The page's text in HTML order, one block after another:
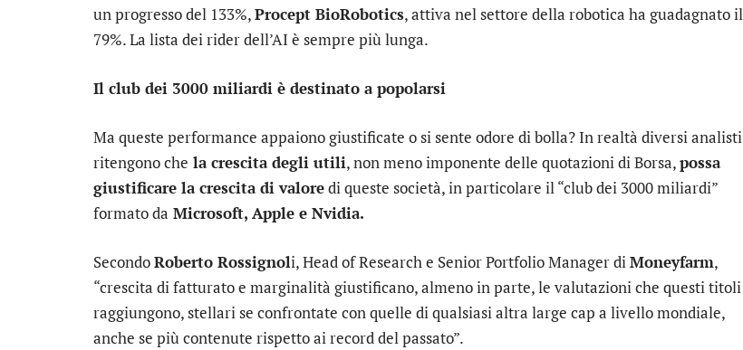
un progresso del 133%,Procept BioRobotics, attiva nel settore della robotica ha guadagnato il
79%. La lista dei rider dell’AI è sempre più lunga.
Il club dei 3000 miliardi è destinato a popolarsi
Ma queste performance appaiono giustificate o si sente odore di bolla? In realtà diversi analisti
ritengono che la crescita degli utili, non meno imponente delle quotazioni di Borsa,possa
giustificare la crescita di valoredi queste società, in particolare il “club dei 3000 miliardi”
formato da Microsoft, Apple e Nvidia.
SecondoRoberto Rossignoli, Head of Research e Senior Portfolio Manager diMoneyfarm,
“crescita di fatturato e marginalità giustificano, almeno in parte, le valutazioni che questi titoli
raggiungono, stellari se confrontate con quelle di qualsiasi altra large cap a livello mondiale,
anche se più contenute rispetto ai record del passato”.